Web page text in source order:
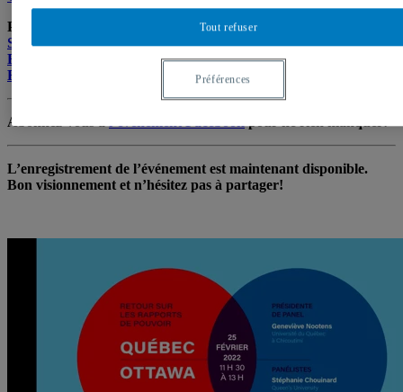
Panélistes
Stéphanie Chouinard, Queen’s University
Félix Mathieu
, University of Winnipeg
François Rocher
, Université d’Ottawa
Abonnez-vous àl’événement Facebookpour ne rien manquer!
L’enregistrement de l’événement est maintenant disponible.
Bon visionnement et n’hésitez pas à partager!
Tout refuser
Préférences